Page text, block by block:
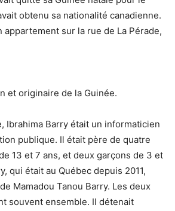
obtenu sa nationalité canadienne.
appartement sur la rue de La Pérade,
et originaire de la Guinée.
Ibrahima Barry était un informaticien
publique. Il était père de quatre
13 et 7 ans, et deux garçons de 3 et
qui était au Québec depuis 2011,
Mamadou Tanou Barry. Les deux
souvent ensemble. Il détenait